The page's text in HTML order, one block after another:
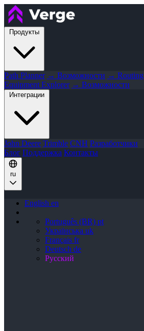
Продукты
Path Planner → Возможности → Routing
Equipment Explorer → Возможности
Интеграции
John Deere Trimble CNH Разработчики
Блог Поддержка Контакты
ru
English en
Português (BR) pt
Українська uk
Français fr
Deutsch de
Русский